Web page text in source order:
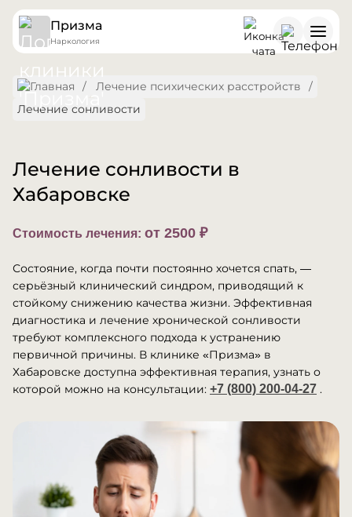
Призма
Наркология
Лечение психических расстройств
Лечение сонливости
Лечение сонливости в
Хабаровске
Стоимость лечения: от 2500 ₽
Состояние, когда почти постоянно хочется спать, —
серьёзный клинический синдром, приводящий к
стойкому снижению качества жизни. Эффективная
диагностика и лечение хронической сонливости
требуют комплексного подхода к устранению
первичной причины. В клинике «Призма» в
Хабаровске доступна эффективная терапия, узнать о
которой можно на консультации: +7 (800) 200-04-27 .